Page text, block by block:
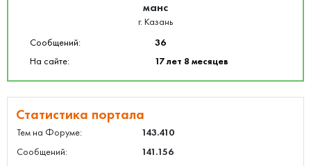
манс
г. Казань
Сообщений:
36
На сайте:
17 лет 8 месяцев
Статистика портала
Тем на Форуме:
143.410
Сообщений:
141.156